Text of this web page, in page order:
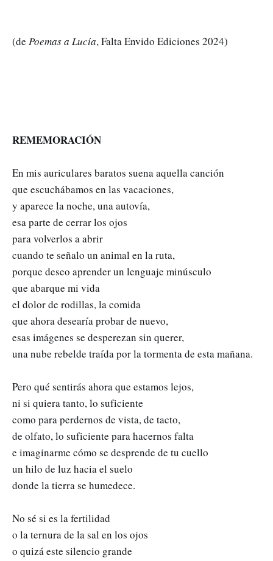
(de Poemas a Lucía, Falta Envido Ediciones 2024)
REMEMORACIÓN
En mis auriculares baratos suena aquella canción
que escuchábamos en las vacaciones,
y aparece la noche, una autovía,
esa parte de cerrar los ojos
para volverlos a abrir
cuando te señalo un animal en la ruta,
porque deseo aprender un lenguaje minúsculo
que abarque mi vida
el dolor de rodillas, la comida
que ahora desearía probar de nuevo,
esas imágenes se desperezan sin querer,
una nube rebelde traída por la tormenta de esta mañana.
Pero qué sentirás ahora que estamos lejos,
ni si quiera tanto, lo suficiente
como para perdernos de vista, de tacto,
de olfato, lo suficiente para hacernos falta
e imaginarme cómo se desprende de tu cuello
un hilo de luz hacia el suelo
donde la tierra se humedece.
No sé si es la fertilidad
o la ternura de la sal en los ojos
o quizá este silencio grande